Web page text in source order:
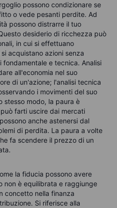
possono condizionare se
o vede pesanti perdite. Ad
possono distrarre il tuo
desiderio di ricchezza può
in cui si effettuano
acquistano azioni senza
e tecnica. Analisi
all'economia nel suo
di un'azione; l'analisi tecnica
i movimenti del suo
stesso modo, la paura è
farti uscire dai mercati
anche astenersi dal
di perdita. La paura a volte
fa scendere il prezzo di un
la fiducia possono avere
non è equilibrata e raggiunge
concetto nella finanza
Si riferisce alla